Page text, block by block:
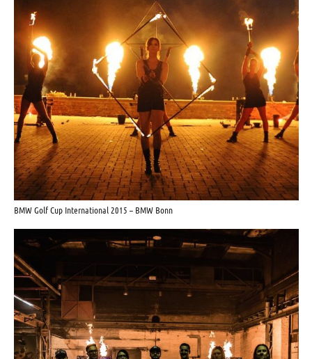
BMW Golf Cup International 2015 – BMW Bonn